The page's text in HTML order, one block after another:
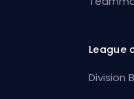
League
Division